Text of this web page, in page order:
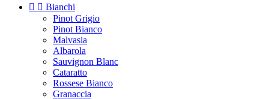
  Bianchi
Pinot Grigio
Pinot Bianco
Malvasia
Albarola
Sauvignon Blanc
Cataratto
Rossese Bianco
Granaccia